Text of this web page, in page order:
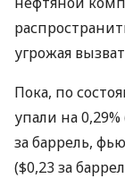
угрожая
Пока, по
упали на
за баррель,
($0,23 за